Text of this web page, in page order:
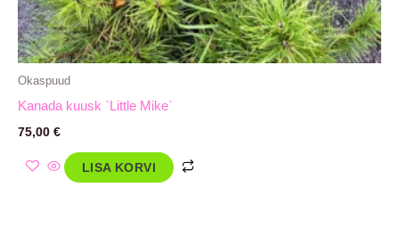
Okaspuud
Kanada kuusk `Little Mike`
75,00 €
LISA KORVI